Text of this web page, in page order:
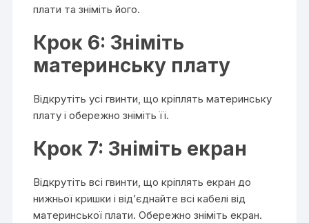
плати та зніміть його.
Крок 6: Зніміть
материнську плату
Відкрутіть усі гвинти, що кріплять материнську
плату і обережно зніміть її.
Крок 7: Зніміть екран
Відкрутіть всі гвинти, що кріплять екран до
нижньої кришки і від’єднайте всі кабелі від
материнської плати. Обережно зніміть екран.